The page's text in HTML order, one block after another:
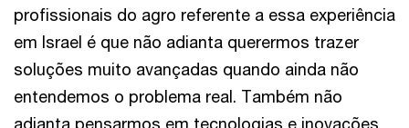
profissionais do agro referente a essa experiência
em Israel é que não adianta querermos trazer
soluções muito avançadas quando ainda não
entendemos o problema real. Também não
adianta pensarmos em tecnologias e inovações